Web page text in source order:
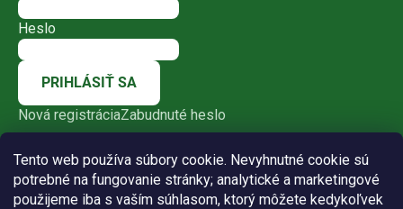
Tento web používa súbory cookie. Nevyhnutné cookie sú
potrebné na fungovanie stránky; analytické a marketingové
použijeme iba s vaším súhlasom, ktorý môžete kedykoľvek
Heslo
PRIHLÁSIŤ SA
Nová registráciaZabudnuté heslo